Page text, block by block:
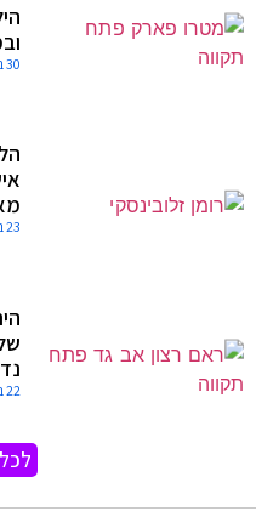
30 ביולי 2026
23 ביולי 2026
22 ביולי 2026